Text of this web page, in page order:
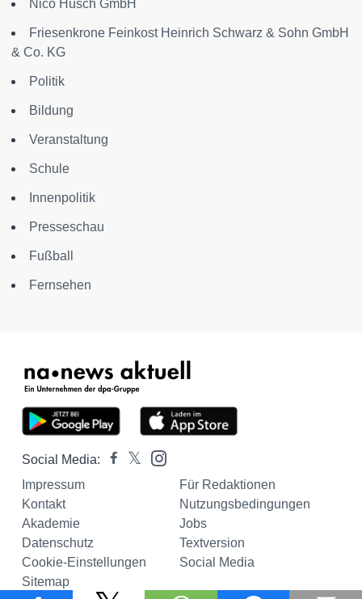
Nico Hüsch GmbH
Friesenkrone Feinkost Heinrich Schwarz & Sohn GmbH
& Co. KG
Politik
Bildung
Veranstaltung
Schule
Innenpolitik
Presseschau
Fußball
Fernsehen
Social Media:
Impressum
Für Redaktionen
Kontakt
Nutzungsbedingungen
Akademie
Jobs
Datenschutz
Textversion
Cookie-Einstellungen
Social Media
Sitemap